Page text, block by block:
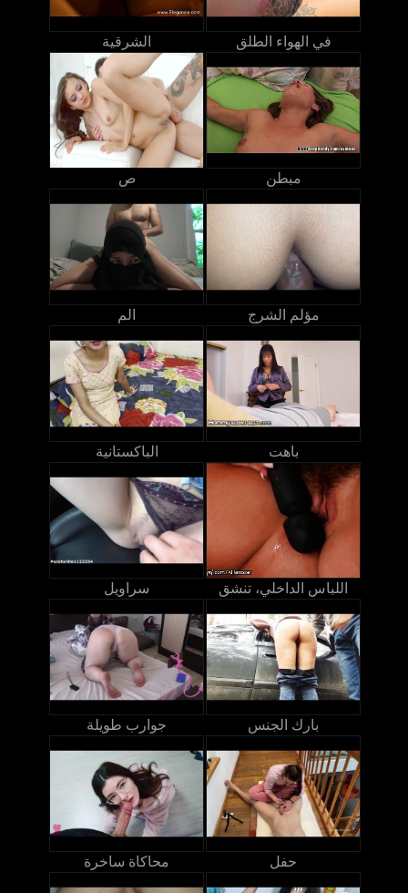
الشرقية في الهواء الطلق
ص مبطن
الم مؤلم الشرج
الباكستانية باهت
سراويل اللباس الداخلي، تنشق
جوارب طويلة بارك الجنس
محاكاة ساخرة حفل